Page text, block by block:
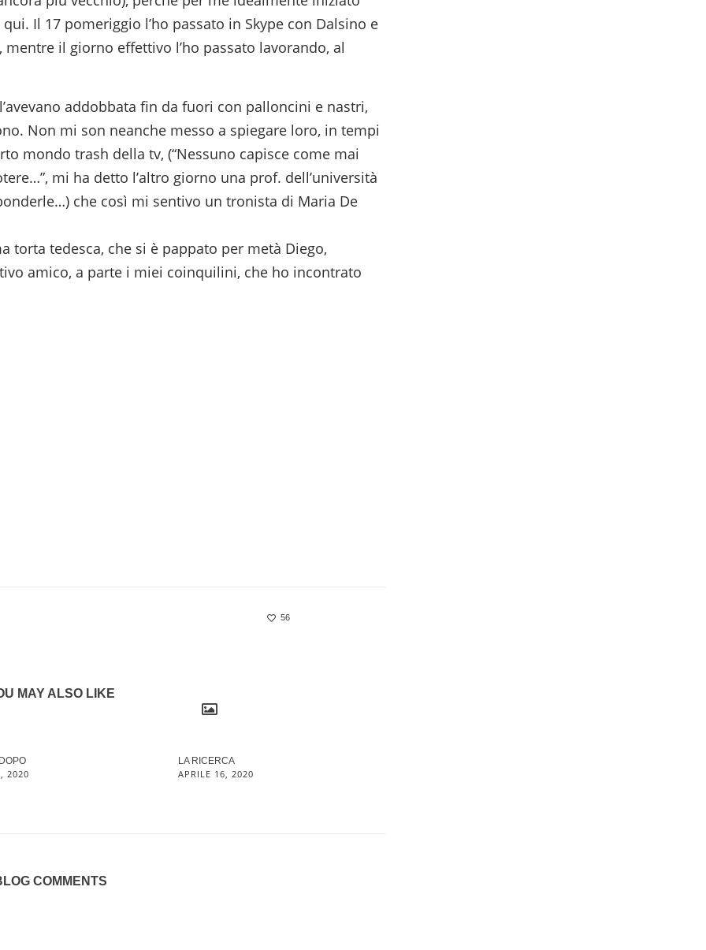
Il 17 pomeriggio l’ho passato in Skype con Dalsino e
il giorno effettivo l’ho passato lavorando, al
addobbata fin da fuori con palloncini e nastri,
Non mi son neanche messo a spiegare loro, in tempi
mondo trash della tv, (“Nessuno capisce come mai
mi ha detto l’altro giorno una prof. dell’università
che così mi sentivo un tronista di Maria De
torta tedesca, che si è pappato per metà Diego,
amico, a parte i miei coinquilini, che ho incontrato
56
MAY ALSO LIKE
2020
LA RICERCA
APRILE 16, 2020
COMMENTS